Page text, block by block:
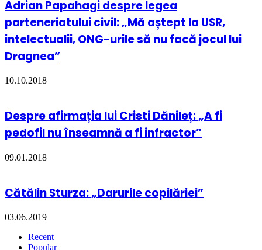
Adrian Papahagi despre legea
parteneriatului civil: „Mă aștept la USR,
intelectualii, ONG-urile să nu facă jocul lui
Dragnea”
10.10.2018
Despre afirmația lui Cristi Dănileț: „A fi
pedofil nu înseamnă a fi infractor”
09.01.2018
Cătălin Sturza: „Darurile copilăriei”
03.06.2019
Recent
Popular